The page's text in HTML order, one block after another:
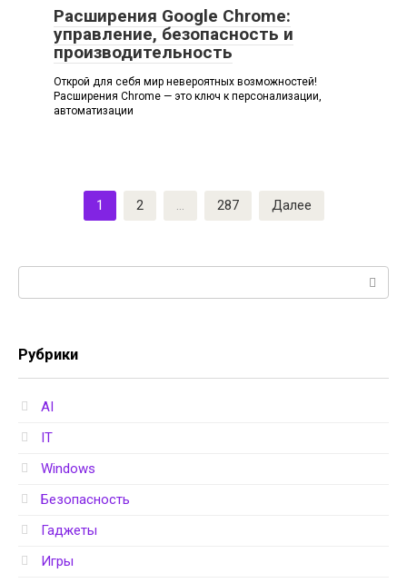
Расширения Google Chrome:
управление, безопасность и
производительность
Открой для себя мир невероятных возможностей!
Расширения Chrome — это ключ к персонализации,
автоматизации
1 2 … 287 Далее
Рубрики
AI
IT
Windows
Безопасность
Гаджеты
Игры